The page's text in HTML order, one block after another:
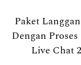
Paket
Dengan
Live Chat